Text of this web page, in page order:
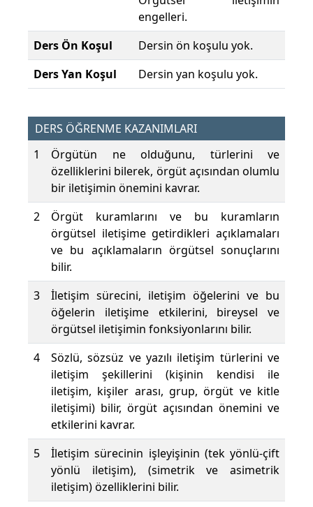
engelleri.
Ders Ön Koşul
Dersin ön koşulu yok.
Ders Yan Koşul
Dersin yan koşulu yok.
DERS ÖĞRENME KAZANIMLARI
1
Örgütün ne olduğunu, türlerini ve
özelliklerini bilerek, örgüt açısından olumlu
bir iletişimin önemini kavrar.
2
Örgüt kuramlarını ve bu kuramların
örgütsel iletişime getirdikleri açıklamaları
ve bu açıklamaların örgütsel sonuçlarını
bilir.
3
İletişim sürecini, iletişim öğelerini ve bu
öğelerin iletişime etkilerini, bireysel ve
örgütsel iletişimin fonksiyonlarını bilir.
4
Sözlü, sözsüz ve yazılı iletişim türlerini ve
iletişim şekillerini (kişinin kendisi ile
iletişim, kişiler arası, grup, örgüt ve kitle
iletişimi) bilir, örgüt açısından önemini ve
etkilerini kavrar.
5
İletişim sürecinin işleyişinin (tek yönlü-çift
yönlü iletişim), (simetrik ve asimetrik
iletişim) özelliklerini bilir.